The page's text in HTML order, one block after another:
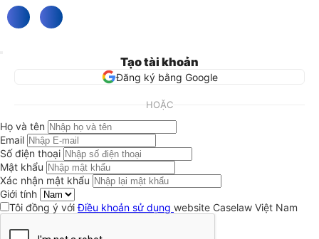
Tạo tài khoản
Đăng ký bằng Google
HOẶC
Họ và tên
Email
Số điện thoại
Mật khẩu
Xác nhận mật khẩu
Giới tính
Tôi đồng ý vớiĐiều khoản sử dụng website Caselaw Việt Nam